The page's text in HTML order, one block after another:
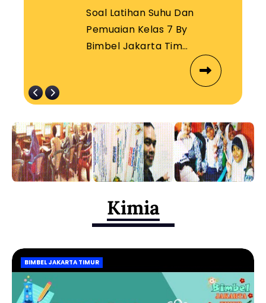
Jakarta Timur
Soal Latihan Suhu Dan
Pemuaian Kelas 7 By
Bimbel Jakarta Tim…
Kimia
BIMBEL JAKARTA TIMUR